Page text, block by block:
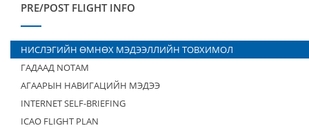
PRE/POST FLIGHT INFO
НИСЛЭГИЙН ӨМНӨХ МЭДЭЭЛЛИЙН ТОВХИМОЛ
ГАДААД NOTAM
АГААРЫН НАВИГАЦИЙН МЭДЭЭ
INTERNET SELF-BRIEFING
ICAO FLIGHT PLAN